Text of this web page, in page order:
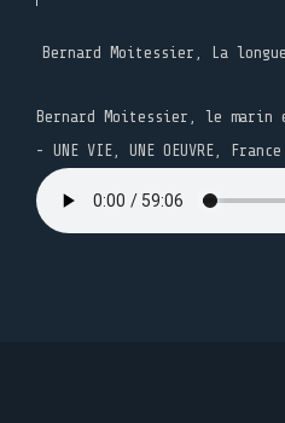
Bernard Moitessier, La
Bernard Moitessier, le marin
- UNE VIE, UNE OEUVRE,